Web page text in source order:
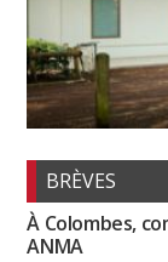
BRÈVES
À Colombes,
ANMA